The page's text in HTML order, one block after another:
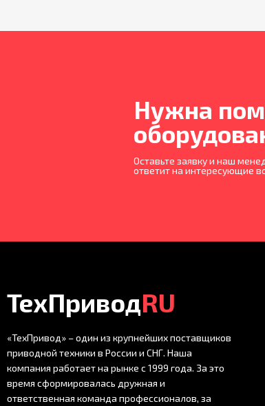
Нужна
Оставьте заявку и наш
ответит на интересующие
ТехПриводRU
«ТехПривод» – один из крупнейших поставщиков
приводной техники в России и СНГ. Наша
компания работает на рынке с 1999 года. За это
время сформировалась дружная и
ответственная команда профессионалов, за